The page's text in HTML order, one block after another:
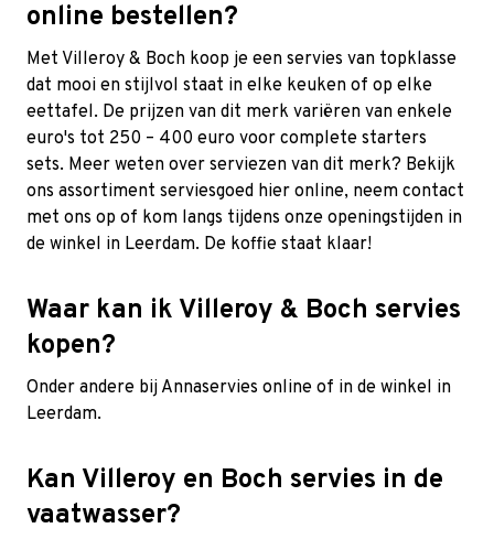
online bestellen?
Met Villeroy & Boch koop je een servies van topklasse
dat mooi en stijlvol staat in elke keuken of op elke
eettafel. De prijzen van dit merk variëren van enkele
euro's tot 250 – 400 euro voor complete starters
sets. Meer weten over serviezen van dit merk? Bekijk
ons assortiment serviesgoed hier online, neem contact
met ons op of kom langs tijdens onze openingstijden in
de winkel in Leerdam. De koffie staat klaar!
Waar kan ik Villeroy & Boch servies
kopen?
Onder andere bij Annaservies online of in de winkel in
Leerdam.
Kan Villeroy en Boch servies in de
vaatwasser?